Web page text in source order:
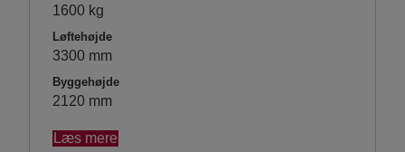
1600 kg
Løftehøjde
3300 mm
Byggehøjde
2120 mm
Læs mere